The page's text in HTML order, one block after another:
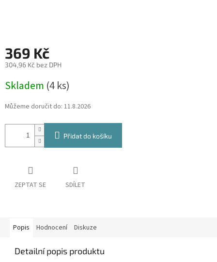
369 Kč
304,96 Kč bez DPH
cena:
Skladem (4 ks)
Můžeme doručit do: 11.8.2026
Přidat do košíku
ZEPTAT SE SDÍLET
Popis Hodnocení Diskuze
Detailní popis produktu